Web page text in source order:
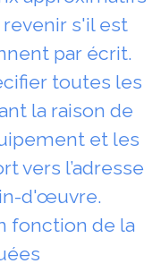
s'il est
par écrit.
toutes les
la raison de
et les
vers l’adresse
d'œuvre.
fonction de la